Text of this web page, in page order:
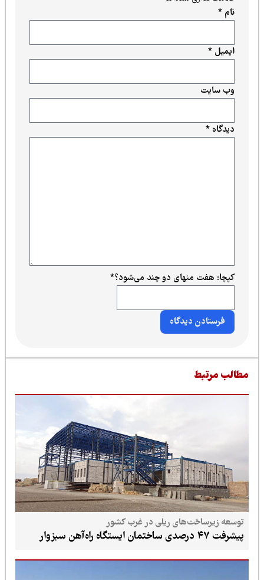
دیدگاه*
ایمیل*
وب‌ سایت
کپچا: هفت منهای دو چند می‌شود؟*
مرتبط
توسعه زیرساخت‌های ریلی در غرب کشور
پیشرفت ۴۷ درصدی ساختمان ایستگاه راه‌آهن سبزوار